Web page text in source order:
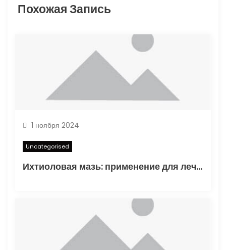
а
м
Похожая Запись
1 ноября 2024
Uncategorised
Ихтиоловая мазь: применение для лечения фурункулов